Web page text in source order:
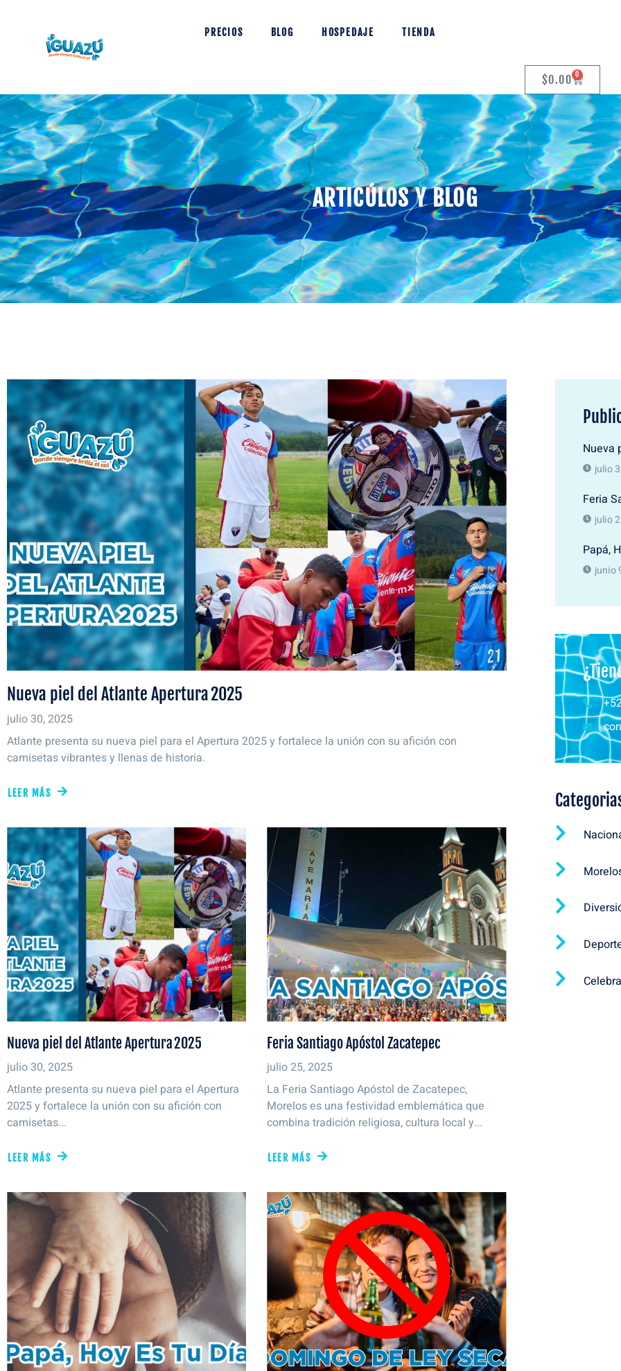
PRECIOS BLOG HOSPEDAJE TIENDA
$0.00 0
ARTICÚLOS Y BLOG
Nueva piel del Atlante Apertura 2025
julio 30, 2025
Atlante presenta su nueva piel para el Apertura 2025 y fortalece la unión con su afición con
camisetas vibrantes y llenas de historia.
LEER MÁS
Nueva piel del Atlante Apertura 2025
julio 30, 2025
Atlante presenta su nueva piel para el Apertura
2025 y fortalece la unión con su afición con
camisetas...
LEER MÁS
Feria Santiago Apóstol Zacatepec
julio 25, 2025
La Feria Santiago Apóstol de Zacatepec,
Morelos es una festividad emblemática que
combina tradición religiosa, cultura local y...
LEER MÁS
Nueva
julio
Feria
julio
Papá,
junio